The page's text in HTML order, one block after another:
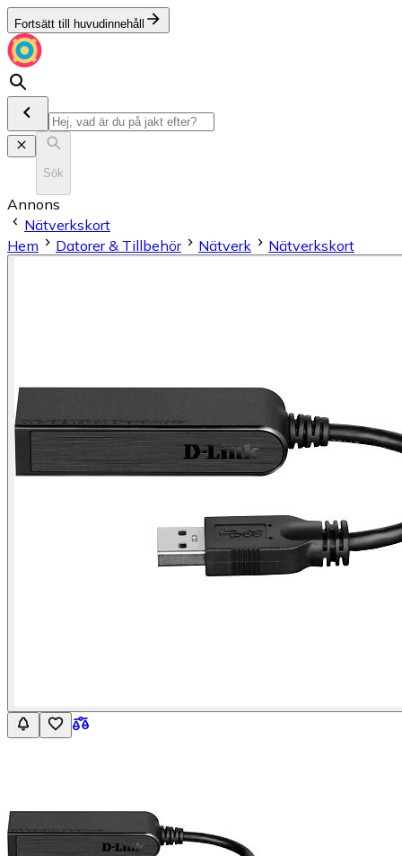
Fortsätt till huvudinnehåll
Sök
Annons
Nätverkskort
Hem
Datorer & Tillbehör Nätverk Nätverkskort